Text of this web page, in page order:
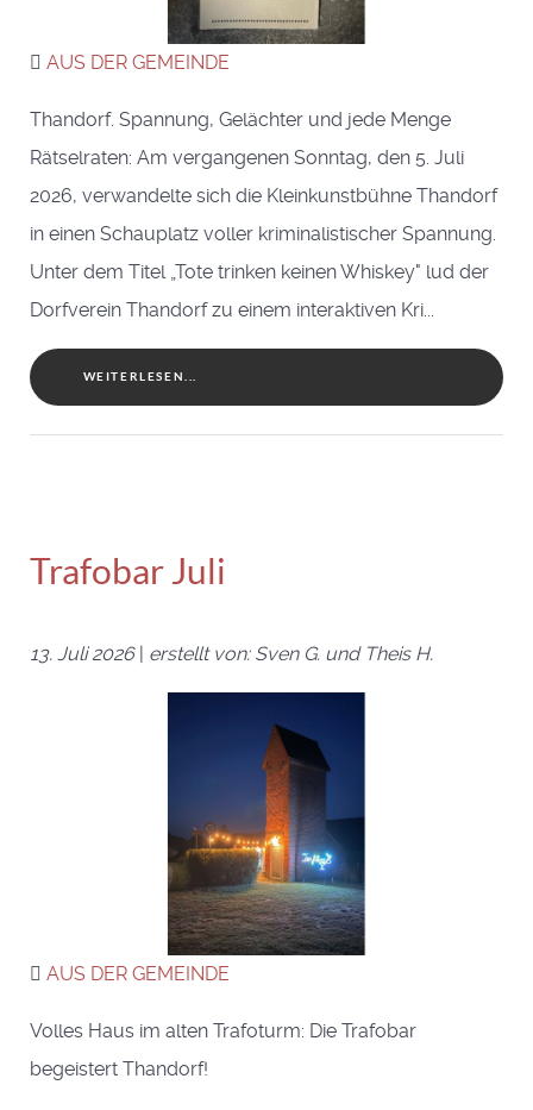
AUS DER GEMEINDE
Thandorf. Spannung, Gelächter und jede Menge
Rätselraten: Am vergangenen Sonntag, den 5. Juli
2026, verwandelte sich die Kleinkunstbühne Thandorf
in einen Schauplatz voller kriminalistischer Spannung.
Unter dem Titel „Tote trinken keinen Whiskey" lud der
Dorfverein Thandorf zu einem interaktiven Kri...
WEITERLESEN...
Trafobar Juli
13. Juli 2026 | erstellt von: Sven G. und Theis H.
AUS DER GEMEINDE
Volles Haus im alten Trafoturm: Die Trafobar
begeistert Thandorf!